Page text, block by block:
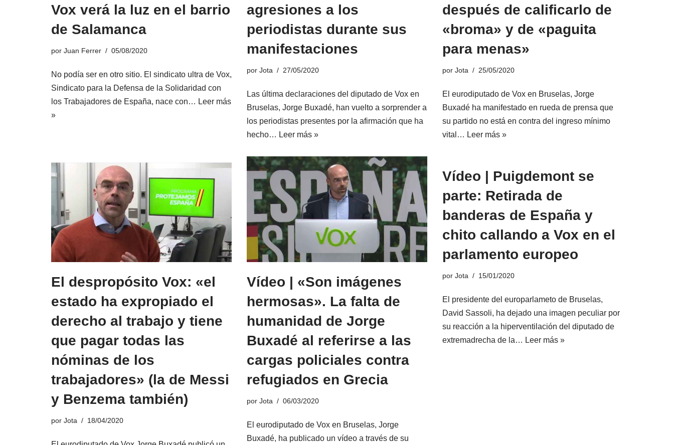
Vox verá la luz en el barrio
de Salamanca
por Juan Ferrer 05/08/2020
No podía ser en otro sitio. El sindicato ultra de Vox,
Sindicato para la Defensa de la Solidaridad con
los Trabajadores de España, nace con… Leer más
»
agresiones a los
periodistas durante sus
manifestaciones
por Jota 27/05/2020
Las última declaraciones del diputado de Vox en
Bruselas, Jorge Buxadé, han vuelto a sorprender a
los periodistas presentes por la afirmación que ha
hecho… Leer más »
después de calificarlo de
«broma» y de «paguita
para menas»
por Jota 25/05/2020
El eurodiputado de Vox en Bruselas, Jorge
Buxadé ha manifestado en rueda de prensa que
su partido no está en contra del ingreso mínimo
vital… Leer más »
El despropósito Vox: «el
estado ha expropiado el
derecho al trabajo y tiene
que pagar todas las
nóminas de los
trabajadores» (la de Messi
y Benzema también)
por Jota 18/04/2020
Vídeo | «Son imágenes
hermosas». La falta de
humanidad de Jorge
Buxadé al referirse a las
cargas policiales contra
refugiados en Grecia
por Jota 06/03/2020
El eurodiputado de Vox en Bruselas, Jorge
Buxadé, ha publicado un vídeo a través de su
Vídeo | Puigdemont se
parte: Retirada de
banderas de España y
chito callando a Vox en el
parlamento europeo
por Jota 15/01/2020
El presidente del europarlameto de Bruselas,
David Sassoli, ha dejado una imagen peculiar por
su reacción a la hiperventilación del diputado de
extremadrecha de la… Leer más »